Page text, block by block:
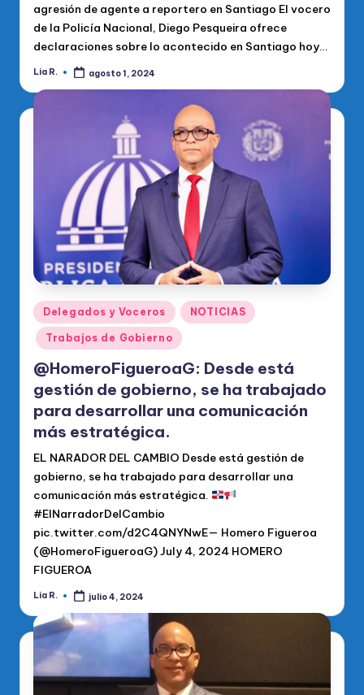
agresión de agente a reportero en Santiago El vocero
de la Policía Nacional, Diego Pesqueira ofrece
declaraciones sobre lo acontecido en Santiago hoy…
Publicado
Lia R. agosto 1, 2024
Publicado
en
Delegados y Voceros NOTICIAS
Trabajos de Gobierno
@HomeroFigueroaG: Desde está
gestión de gobierno, se ha trabajado
para desarrollar una comunicación
más estratégica.
EL NARADOR DEL CAMBIO Desde está gestión de
gobierno, se ha trabajado para desarrollar una
comunicación más estratégica.
#ElNarradorDelCambio
pic.twitter.com/d2C4QNYNwE— Homero Figueroa
(@HomeroFigueroaG) July 4, 2024 HOMERO
FIGUEROA
Publicado
Lia R. julio 4, 2024